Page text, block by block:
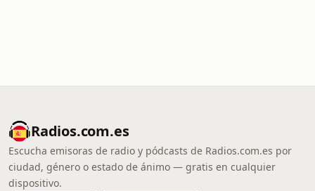
Radios.com.es
Escucha emisoras de radio y pódcasts de Radios.com.es por
ciudad, género o estado de ánimo — gratis en cualquier
dispositivo.